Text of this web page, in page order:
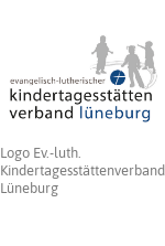
Logo Ev.-luth.
Kindertagesstättenverband
Lüneburg